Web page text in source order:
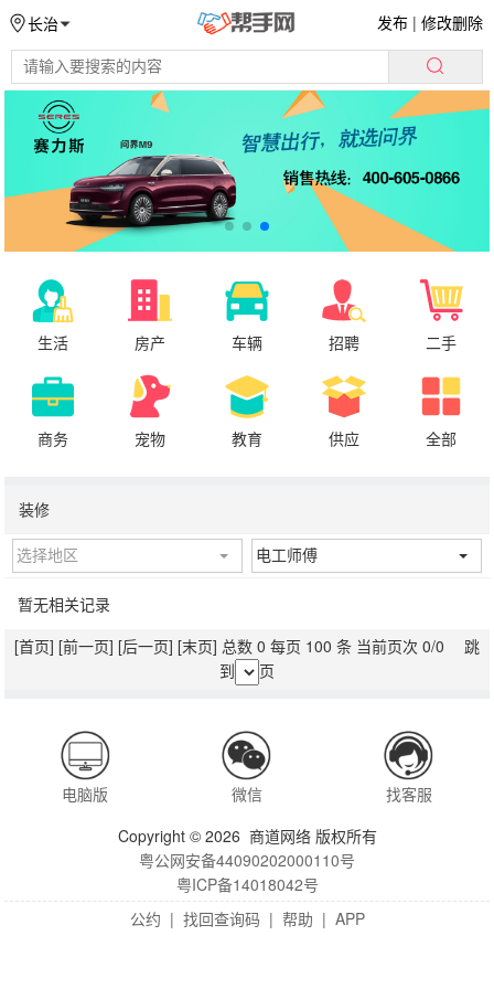
长治 发布 |修改删除
生活 房产 车辆 招聘 二手
商务 宠物 教育 供应 全部
装修
选择地区 电工师傅
暂无相关记录
[首页] [前一页] [后一页] [末页] 总数 0 每页 100 条 当前页次 0/0 跳
到
页
电脑版 微信
找客服
Copyright © 2026 商道网络 版权所有
粤公网安备44090202000110号
粤ICP备14018042号
公约 | 找回查询码 | 帮助 | APP